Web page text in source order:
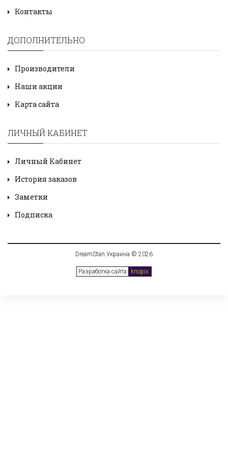
Контакты
ДОПОЛНИТЕЛЬНО
Производители
Наши акции
Карта сайта
ЛИЧНЫЙ КАБИНЕТ
Личный Кабинет
История заказов
Заметки
Подписка
DreamStan Украина © 2026
Разработка сайта knopix